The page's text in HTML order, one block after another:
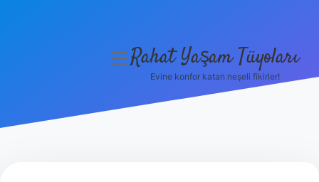
menüyü
Rahat Yaşam Tüyoları
Evine konfor katan neşeli fikirler!